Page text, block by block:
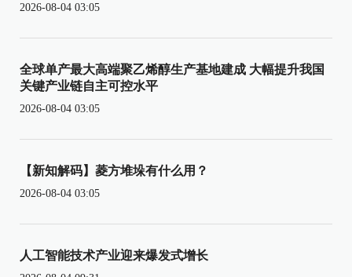
2026-08-04 03:05
全球单产最大高端聚乙烯醇生产基地建成 大幅提升我国
关键产业链自主可控水平
2026-08-04 03:05
【新知解码】菱方堆垛有什么用？
2026-08-04 03:05
人工智能技术产业迎来爆发式增长